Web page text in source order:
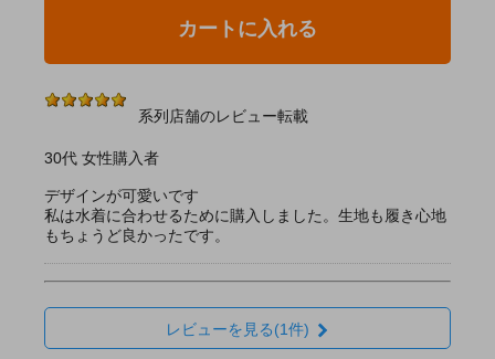
カートに入れる
系列店舗のレビュー転載
30代 女性購入者
デザインが可愛いです
私は水着に合わせるために購入しました。生地も履き心地
もちょうど良かったです。
レビューを見る(1件)